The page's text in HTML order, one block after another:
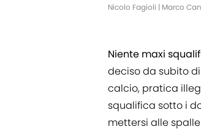
Nicolo Fagioli | Marco
Niente maxi
deciso da subito
calcio, pratica
squalifica sotto i
mettersi alle